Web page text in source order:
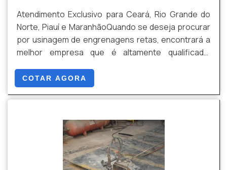
Atendimento Exclusivo para Ceará, Rio Grande do
Norte, Piauí e MaranhãoQuando se deseja procurar
por usinagem de engrenagens retas, encontrará a
melhor empresa que é altamente qualificada.
Soluções Industriais e encontrando a maior
referência no mercado em seu próprio segmento.
Quando o tema é usinagem de engrenagens, com
precisão com compro...
COTAR AGORA